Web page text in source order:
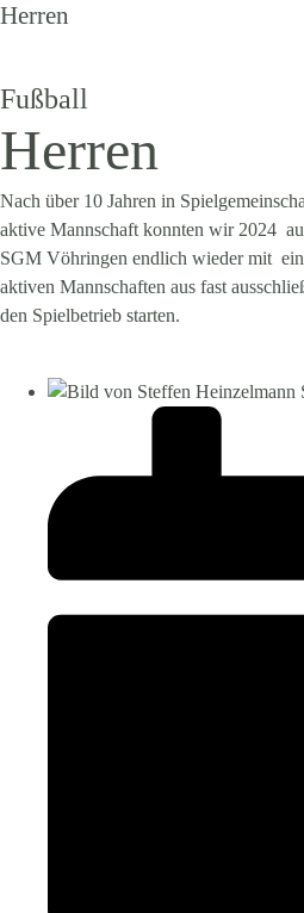
Herren
Fußball
Herren
Nach über 10 Jahren in
aktive Mannschaft konnten wir 2024
SGM Vöhringen endlich wieder mit
aktiven Mannschaften aus fast
den Spielbetrieb starten.